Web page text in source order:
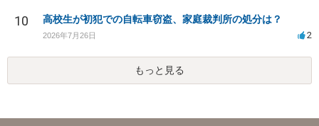
10 高校生が初犯での自転車窃盗、家庭裁判所の処分は？
2026年7月26日 2
もっと見る